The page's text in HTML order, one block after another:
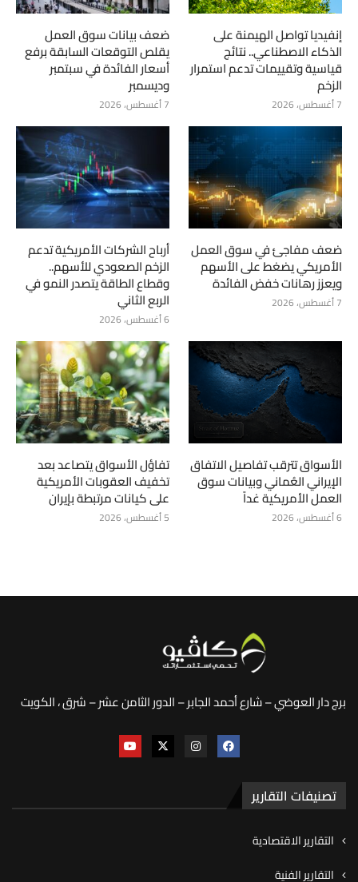
إنفيديا تواصل الهيمنة على
الذكاء الاصطناعي.. نتائج
قياسية وتقييمات تدعم استمرار
الزخم
7 أغسطس، 2026
ضعف بيانات سوق العمل
يقلص التوقعات السابقة برفع
أسعار الفائدة في سبتمبر
وديسمبر
7 أغسطس، 2026
ضعف مفاجئ في سوق العمل
الأمريكي يضغط على الأسهم
ويعزز رهانات خفض الفائدة
7 أغسطس، 2026
أرباح الشركات الأمريكية تدعم
الزخم الصعودي للأسهم..
وقطاع الطاقة يتصدر النمو في
الربع الثاني
6 أغسطس، 2026
الأسواق تترقب تفاصيل الاتفاق
الإيراني العُماني وبيانات سوق
العمل الأمريكية غداً
6 أغسطس، 2026
تفاؤل الأسواق يتصاعد بعد
تخفيف العقوبات الأمريكية
على كيانات مرتبطة بإيران
5 أغسطس، 2026
برج دار العوضي – شارع أحمد الجابر – الدور الثامن عشر – شرق ، الكويت
تصنيفات التقارير
التقارير الاقتصادية
التقارير الفنية